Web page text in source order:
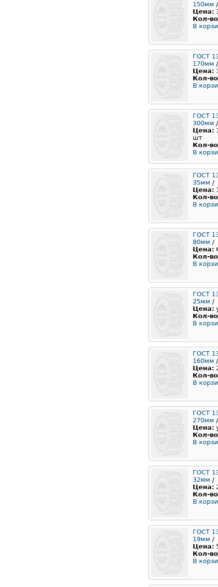
150мм /
Цена:
Кол-
В
ГОСТ
170мм /
Цена:
Кол-
В
ГОСТ
300мм /
Цена:
шт
Кол-
В
ГОСТ
35мм /
Цена:
Кол-
В
ГОСТ
80мм /
Цена:
Кол-
В
ГОСТ
25мм /
Цена:
Кол-
В
ГОСТ
160мм /
Цена:
Кол-
В
ГОСТ
270мм /
Цена:
Кол-
В
ГОСТ
32мм /
Цена:
Кол-
В
ГОСТ
19мм /
Цена:
Кол-
В